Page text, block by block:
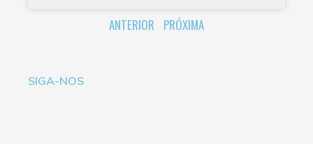
ANTERIOR PRÓXIMA
SIGA-NOS